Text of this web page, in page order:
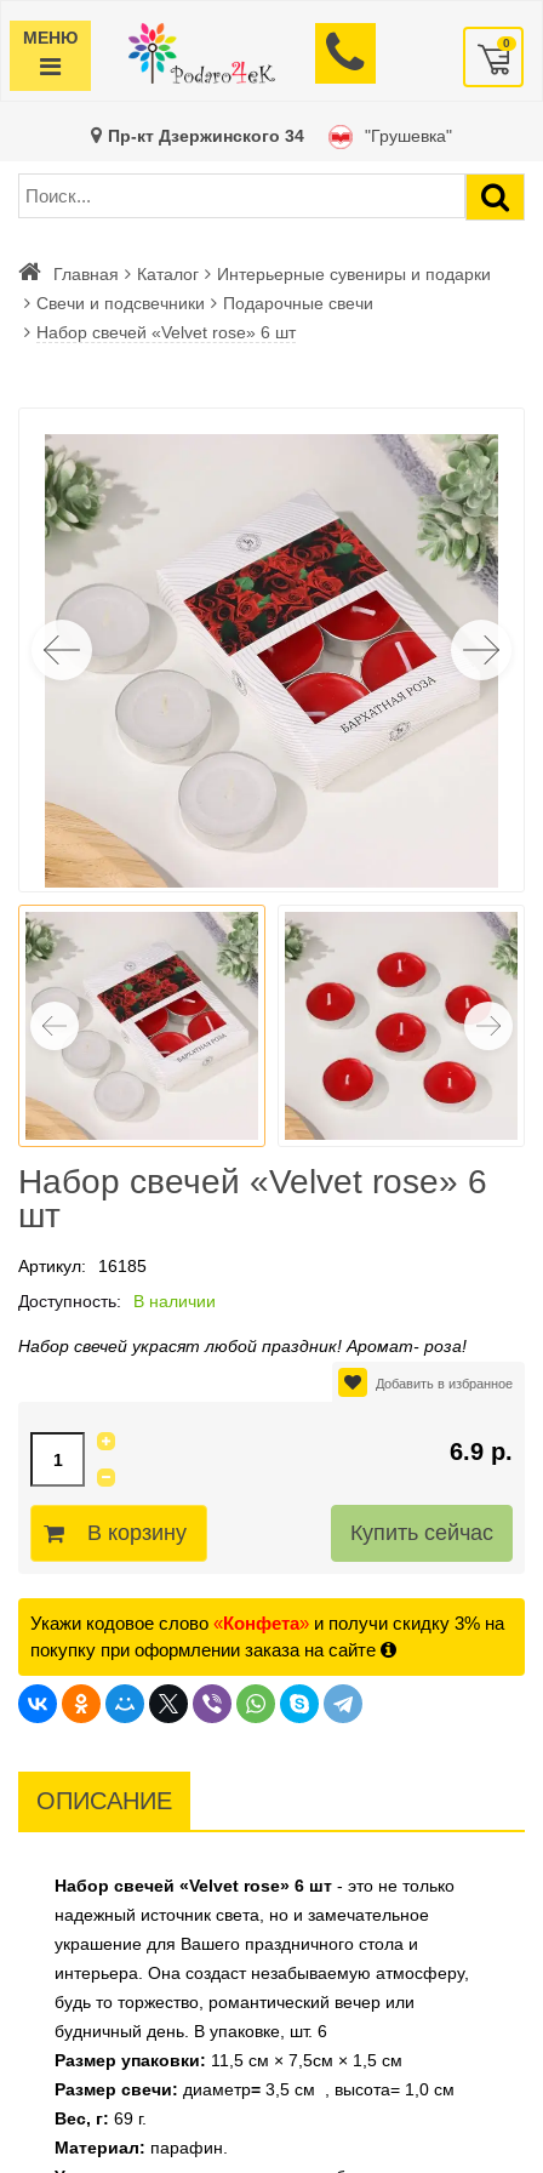
МЕНЮ 0
Пр-кт Дзержинского 34 "Грушевка"
Главная Каталог
Интерьерные сувениры и подарки
Свечи и подсвечники
Подарочные свечи
Набор свечей «Velvet rose» 6 шт
Набор свечей «Velvet rose» 6
шт
Артикул:
16185
Доступность:
В наличии
Набор свечей украсят любой праздник! Аромат- роза!
Добавить в избранное
6.9 р.
В корзину
Укажи кодовое слово «Конфета» и получи скидку 3% на
покупку при оформлении заказа на сайте
ОПИСАНИЕ
Набор свечей «Velvet rose» 6 шт - это не только
надежный источник света, но и замечательное
украшение для Вашего праздничного стола и
интерьера. Она создаст незабываемую атмосферу,
будь то торжество, романтический вечер или
будничный день. В упаковке, шт. 6
Размер упаковки: 11,5 см × 7,5см × 1,5 см
Размер свечи: диаметр= 3,5 см , высота= 1,0 см
Вес, г: 69 г.
Материал: парафин.